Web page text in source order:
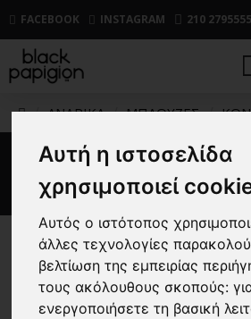
Αυτή η ιστοσελίδα
χρησιμοποιεί
Αυτός ο ιστότοπος
άλλες τεχνολογίες
βελτίωση της εμπειρίας
τους ακόλουθους σκοπούς:
ενεργοποιήσετε τη βασική
FACEBOOK INSTAGRAM 210 2795555
ΑΝΔΡΙΚΑ ΜΠΛΟΥΖΕΣ
T-shirt Calvin